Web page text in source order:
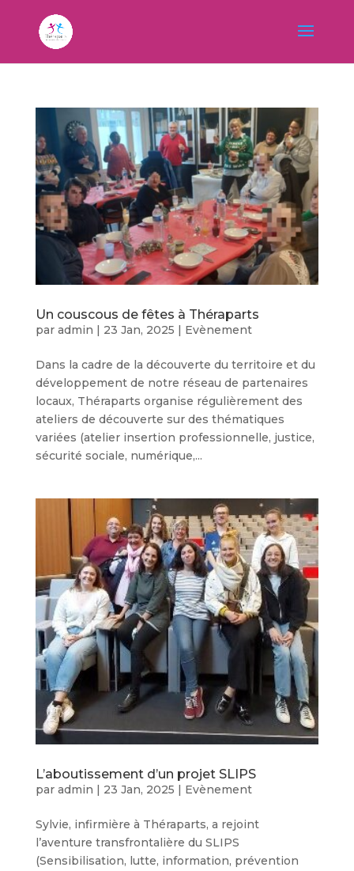
Un couscous de fêtes à Théraparts
par admin | 23 Jan, 2025 | Evènement
Dans la cadre de la découverte du territoire et du
développement de notre réseau de partenaires
locaux, Théraparts organise régulièrement des
ateliers de découverte sur des thématiques
variées (atelier insertion professionnelle, justice,
sécurité sociale, numérique,...
L’aboutissement d’un projet SLIPS
par admin | 23 Jan, 2025 | Evènement
Sylvie, infirmière à Théraparts, a rejoint
l’aventure transfrontalière du SLIPS
(Sensibilisation, lutte, information, prévention